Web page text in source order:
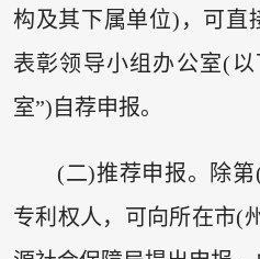
构及其下属单位)，可直
表彰领导小组办公室(
室”)自荐申报。
(二)推荐申报。除
专利权人，可向所在市(